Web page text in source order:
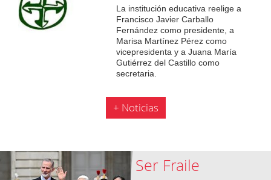
La institución educativa reelige a
Francisco Javier Carballo
Fernández como presidente, a
Marisa Martínez Pérez como
vicepresidenta y a Juana María
Gutiérrez del Castillo como
secretaria.
+ Noticias
Ser Fraile